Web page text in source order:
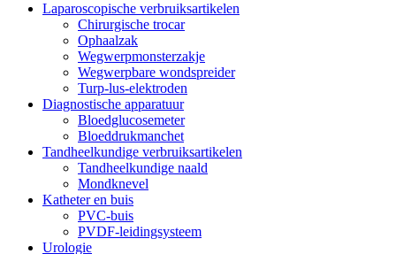
Laparoscopische verbruiksartikelen
Chirurgische trocar
Ophaalzak
Wegwerpmonsterzakje
Wegwerpbare wondspreider
Turp-lus-elektroden
Diagnostische apparatuur
Bloedglucosemeter
Bloeddrukmanchet
Tandheelkundige verbruiksartikelen
Tandheelkundige naald
Mondknevel
Katheter en buis
PVC-buis
PVDF-leidingsysteem
Urologie